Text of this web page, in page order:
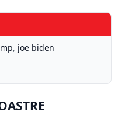
, joe biden